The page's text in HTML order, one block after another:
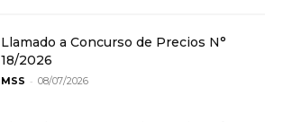
Llamado a Concurso de Precios N°
18/2026
MSS - 08/07/2026